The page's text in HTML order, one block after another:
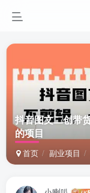
抖音图文二创带
的项目
首页 副业项目